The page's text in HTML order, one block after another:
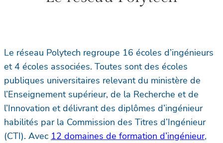
Le réseau Polytech regroupe 16 écoles d’ingénieurs
et 4 écoles associées. Toutes sont des écoles
publiques universitaires relevant du ministère de
l’Enseignement supérieur, de la Recherche et de
l’Innovation et délivrant des diplômes d’ingénieur
habilités par la Commission des Titres d’Ingénieur
(CTI). Avec 12 domaines de formation d’ingénieur,